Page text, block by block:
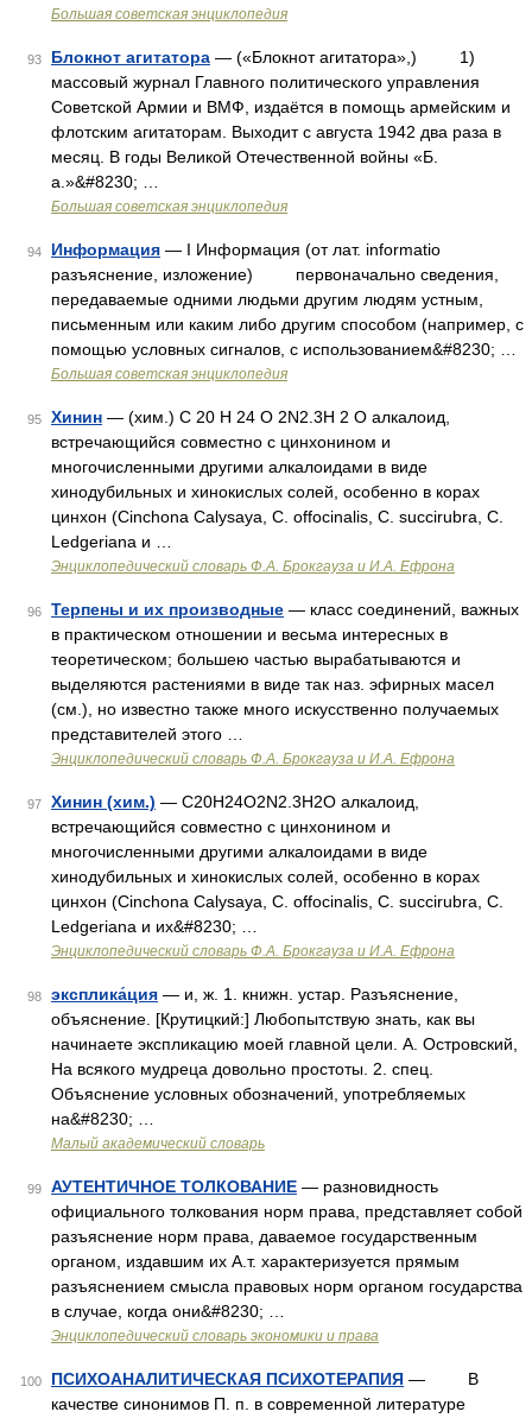
Большая советская энциклопедия
93 Блокнот агитатора — («Блокнот агитатора»,) 1)
массовый журнал Главного политического управления
Советской Армии и ВМФ, издаётся в помощь армейским и
флотским агитаторам. Выходит с августа 1942 два раза в
месяц. В годы Великой Отечественной войны «Б.
а.»&#8230; …
Большая советская энциклопедия
94 Информация — I Информация (от лат. informatio
разъяснение, изложение) первоначально сведения,
передаваемые одними людьми другим людям устным,
письменным или каким либо другим способом (например, с
помощью условных сигналов, с использованием&#8230; …
Большая советская энциклопедия
95 Хинин — (хим.) С 20 Н 24 О 2N2.3Н 2 О алкалоид,
встречающийся совместно с цинхонином и
многочисленными другими алкалоидами в виде
хинодубильных и хинокислых солей, особенно в корах
цинхон (Cinchona Calysaya, С. offоcinalis, С. succirubra, С.
Ledgeriana и …
Энциклопедический словарь Ф.А. Брокгауза и И.А. Ефрона
96 Терпены и их производные — класс соединений, важных
в практическом отношении и весьма интересных в
теоретическом; большею частью вырабатываются и
выделяются растениями в виде так наз. эфирных масел
(см.), но известно также много искусственно получаемых
представителей этого …
Энциклопедический словарь Ф.А. Брокгауза и И.А. Ефрона
97 Хинин (хим.) — С20Н24О2N2.3Н2О алкалоид,
встречающийся совместно с цинхонином и
многочисленными другими алкалоидами в виде
хинодубильных и хинокислых солей, особенно в корах
цинхон (Cinchona Calysaya, С. offocinalis, С. succirubra, С.
Ledgeriana и их&#8230; …
Энциклопедический словарь Ф.А. Брокгауза и И.А. Ефрона
98 эксплика́ция — и, ж. 1. книжн. устар. Разъяснение,
объяснение. [Крутицкий:] Любопытствую знать, как вы
начинаете экспликацию моей главной цели. А. Островский,
На всякого мудреца довольно простоты. 2. спец.
Объяснение условных обозначений, употребляемых
на&#8230; …
Малый академический словарь
99 АУТЕНТИЧНОЕ ТОЛКОВАНИЕ — разновидность
официального толкования норм права, представляет собой
разъяснение норм права, даваемое государственным
органом, издавшим их А.т. характеризуется прямым
разъяснением смысла правовых норм органом государства
в случае, когда они&#8230; …
Энциклопедический словарь экономики и права
100 ПСИХОАНАЛИТИЧЕСКАЯ ПСИХОТЕРАПИЯ — В
качестве синонимов П. п. в современной литературе